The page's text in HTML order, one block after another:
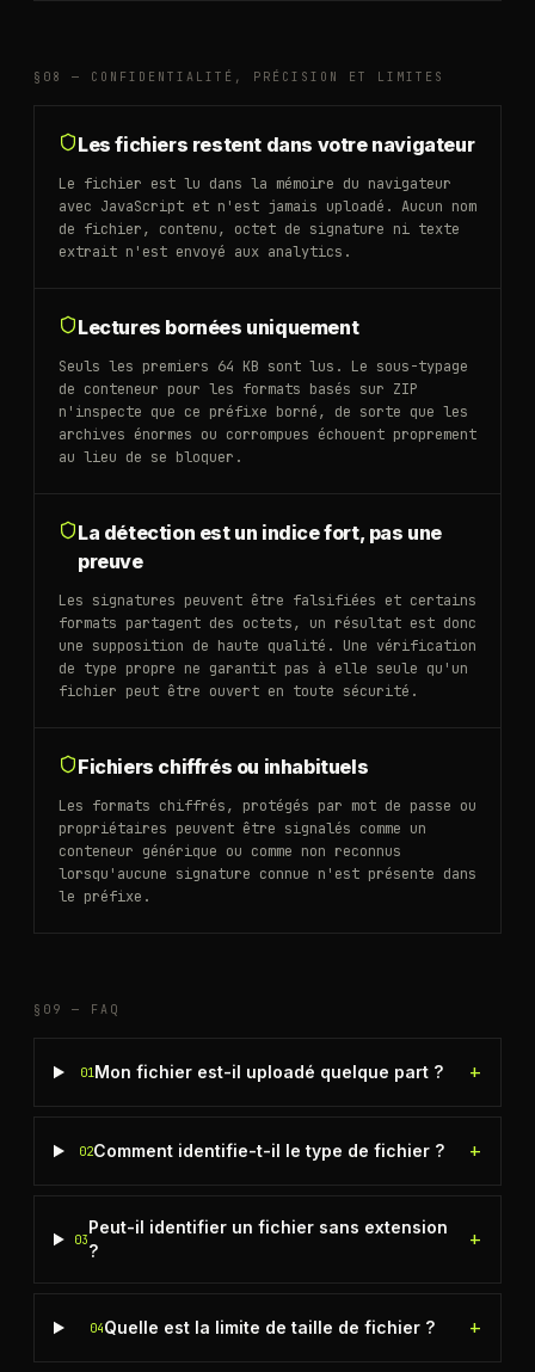
§08 — CONFIDENTIALITÉ, PRÉCISION ET LIMITES
Les fichiers restent dans votre navigateur
Le fichier est lu dans la mémoire du navigateur
avec JavaScript et n'est jamais uploadé. Aucun nom
de fichier, contenu, octet de signature ni texte
extrait n'est envoyé aux analytics.
Lectures bornées uniquement
Seuls les premiers 64 KB sont lus. Le sous-typage
de conteneur pour les formats basés sur ZIP
n'inspecte que ce préfixe borné, de sorte que les
archives énormes ou corrompues échouent proprement
au lieu de se bloquer.
La détection est un indice fort, pas une
preuve
Les signatures peuvent être falsifiées et certains
formats partagent des octets, un résultat est donc
une supposition de haute qualité. Une vérification
de type propre ne garantit pas à elle seule qu'un
fichier peut être ouvert en toute sécurité.
Fichiers chiffrés ou inhabituels
Les formats chiffrés, protégés par mot de passe ou
propriétaires peuvent être signalés comme un
conteneur générique ou comme non reconnus
lorsqu'aucune signature connue n'est présente dans
le préfixe.
§09 — FAQ
01 Mon fichier est-il uploadé quelque part ? +
02Comment identifie-t-il le type de fichier ? +
03
Peut-il identifier un fichier sans extension
?
+
04Quelle est la limite de taille de fichier ? +